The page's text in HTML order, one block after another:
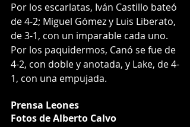
Por los escarlatas, Iván Castillo bateó
de 4-2; Miguel Gómez y Luis Liberato,
de 3-1, con un imparable cada uno.
Por los paquidermos, Canó se fue de
4-2, con doble y anotada, y Lake, de 4-
1, con una empujada.
Prensa Leones
Fotos de Alberto Calvo